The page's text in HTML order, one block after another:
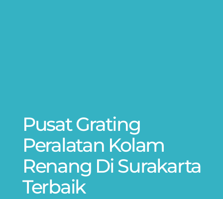
Pusat Grating
Peralatan Kolam
Renang Di Surakarta
Terbaik